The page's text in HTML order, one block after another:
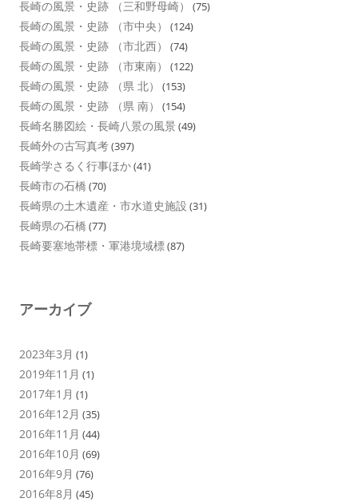
長崎の風景・史跡 （三和野母崎） (75)
長崎の風景・史跡 （市中央） (124)
長崎の風景・史跡 （市北西） (74)
長崎の風景・史跡 （市東南） (122)
長崎の風景・史跡 （県 北） (153)
長崎の風景・史跡 （県 南） (154)
長崎名勝図絵・長崎八景の風景 (49)
長崎外の古写真考(397)
長崎学さるく行事ほか(41)
長崎市の石橋 (70)
長崎県の土木遺産・市水道史施設 (31)
長崎県の石橋 (77)
長崎要塞地帯標・軍港境域標(87)
アーカイブ
2023年3月 (1)
2019年11月 (1)
2017年1月 (1)
2016年12月 (35)
2016年11月 (44)
2016年10月 (69)
2016年9月 (76)
2016年8月 (45)